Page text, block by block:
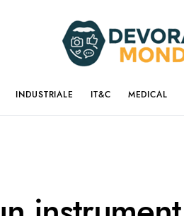
INDUSTRIALE IT&C MEDICAL